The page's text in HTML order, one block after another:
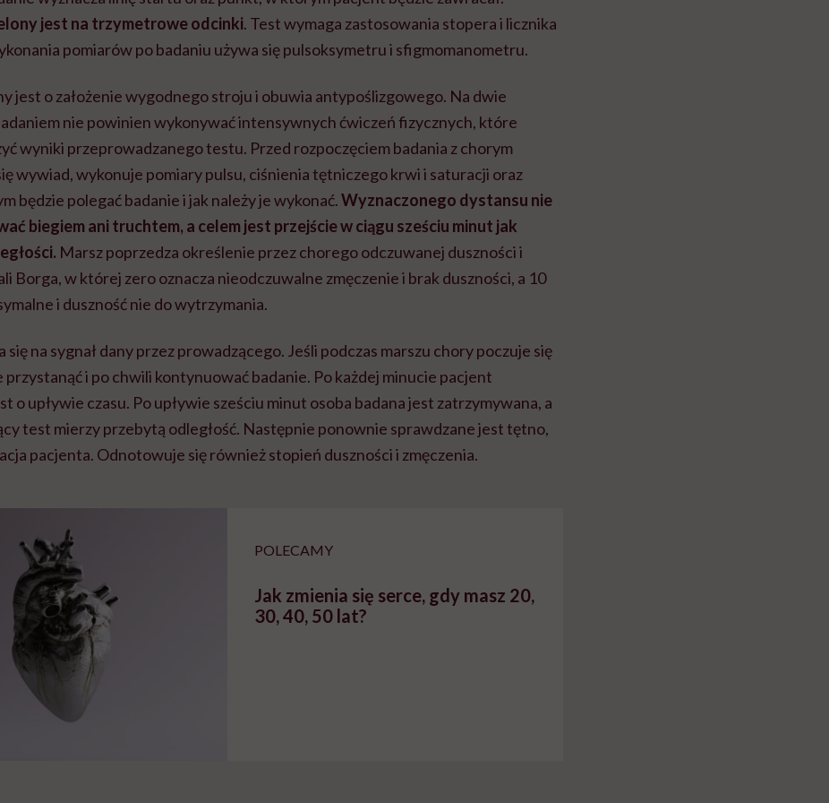
jest na trzymetrowe odcinki. Test wymaga zastosowania stopera i licznika
pomiarów po badaniu używa się pulsoksymetru i sfigmomanometru.
jest o założenie wygodnego stroju i obuwia antypoślizgowego. Na dwie
nie powinien wykonywać intensywnych ćwiczeń fizycznych, które
wyniki przeprowadzanego testu. Przed rozpoczęciem badania z chorym
wywiad, wykonuje pomiary pulsu, ciśnienia tętniczego krwi i saturacji oraz
będzie polegać badanie i jak należy je wykonać.Wyznaczonego dystansu nie
biegiem ani truchtem, a celem jest przejście w ciągu sześciu minut jak
Marsz poprzedza określenie przez chorego odczuwanej duszności i
Borga, w której zero oznacza nieodczuwalne zmęczenie i brak duszności, a 10
i duszność nie do wytrzymania.
się na sygnał dany przez prowadzącego. Jeśli podczas marszu chory poczuje się
przystanąć i po chwili kontynuować badanie. Po każdej minucie pacjent
o upływie czasu. Po upływie sześciu minut osoba badana jest zatrzymywana, a
test mierzy przebytą odległość. Następnie ponownie sprawdzane jest tętno,
pacjenta. Odnotowuje się również stopień duszności i zmęczenia.
POLECAMY
Jak zmienia się serce, gdy masz 20,
30, 40, 50 lat?